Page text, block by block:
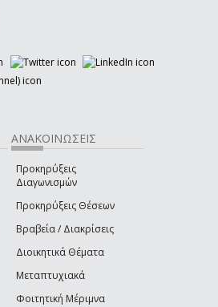
ΑΝΑΚΟΙΝΩΣΕΙΣ
Προκηρύξεις
Διαγωνισμών
Προκηρύξεις Θέσεων
Βραβεία / Διακρίσεις
Διοικητικά Θέματα
Μεταπτυχιακά
Φοιτητική Μέριμνα